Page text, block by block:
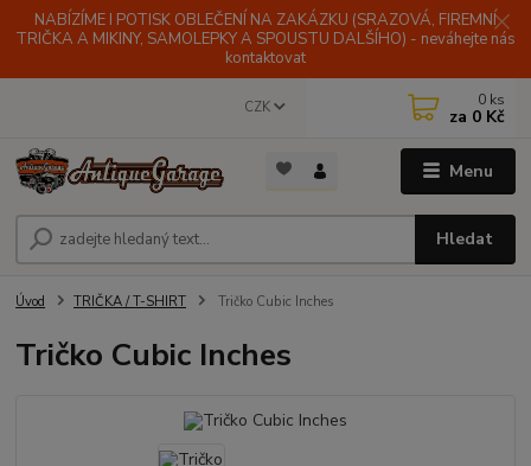
NABÍZÍME I POTISK OBLEČENÍ NA ZAKÁZKU (SRAZOVÁ, FIREMNÍ
TRIČKA A MIKINY, SAMOLEPKY A SPOUSTU DALŠÍHO) - neváhejte nás
kontaktovat
Menu
CZK
Hledat
0 ks
za 0 Kč
Úvod TRIČKA / T-SHIRT Tričko Cubic Inches
Tričko Cubic Inches